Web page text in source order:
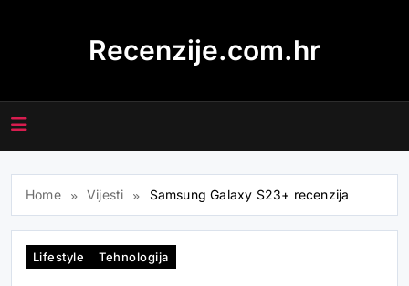
Recenzije.com.hr
Home Vijesti Samsung Galaxy S23+ recenzija
Lifestyle Tehnologija